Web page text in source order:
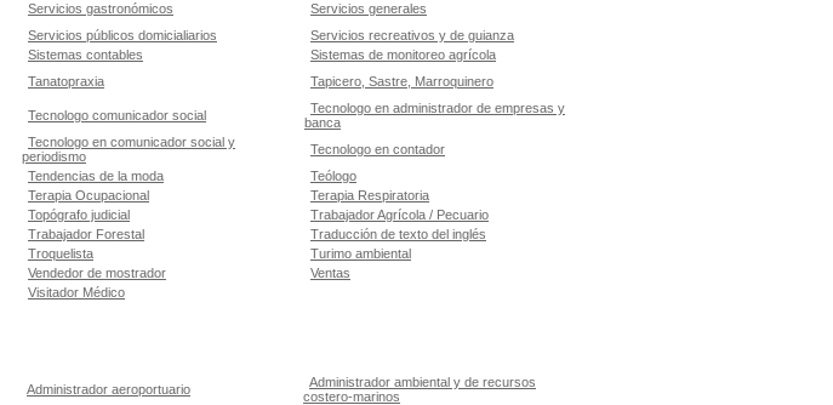
Servicios gastronómicos
Servicios generales
Servicios públicos domicialiarios
Servicios recreativos y de guianza
Sistemas contables
Sistemas de monitoreo agrícola
Tanatopraxia Tapicero, Sastre, Marroquinero
Tecnologo comunicador social
Tecnologo en administrador de empresas y
banca
Tecnologo en comunicador social y
periodismo
Tecnologo en contador
Tendencias de la moda
Teólogo
Terapia Ocupacional
Terapia Respiratoria
Topógrafo judicial
Trabajador Agrícola / Pecuario
Trabajador Forestal
Traducción de texto del inglés
Troquelista
Turimo ambiental
Vendedor de mostrador
Ventas
Visitador Médico
Administrador aeroportuario
Administrador ambiental y de recursos
costero-marinos